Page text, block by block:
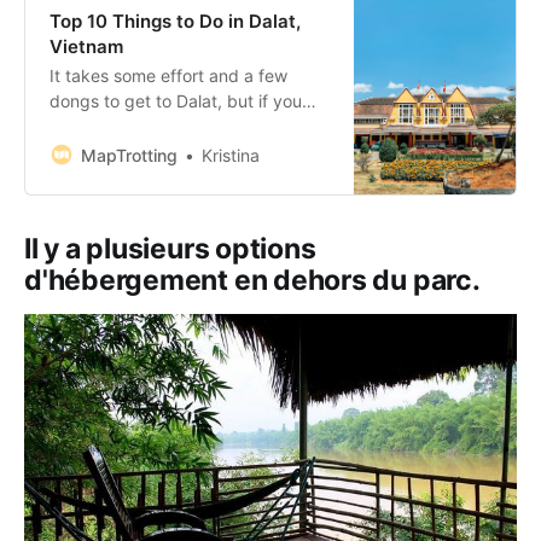
Top 10 Things to Do in Dalat,
Vietnam
It takes some effort and a few
dongs to get to Dalat, but if you
heat of Vietnam’s lowland coastline,
‘City of Eternal Spring,’ Dalat is a
locals and
MapTrotting Kristina
Il y a plusieurs options
d'hébergement en dehors du parc.